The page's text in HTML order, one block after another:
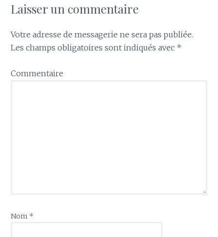
Laisser un commentaire
Votre adresse de messagerie ne sera pas publiée.
Les champs obligatoires sont indiqués avec *
Commentaire
Nom *